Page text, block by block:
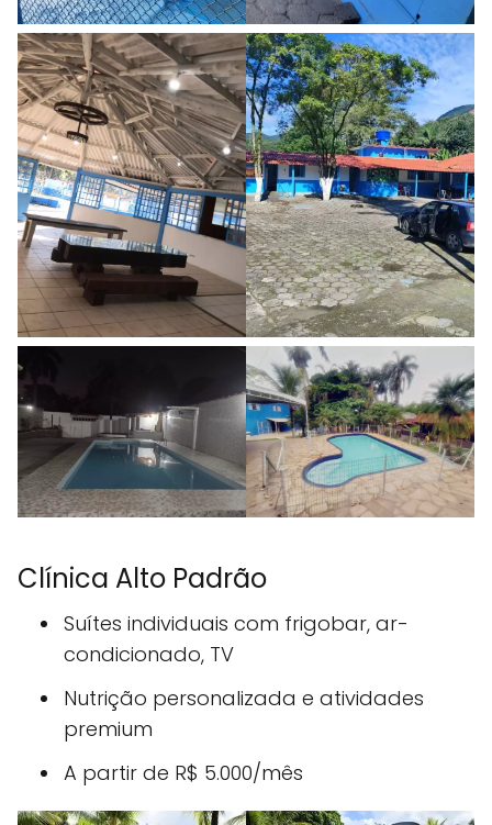
Clínica Alto Padrão
Suítes individuais com frigobar, ar-
condicionado, TV
Nutrição personalizada e atividades
premium
A partir de R$ 5.000/mês